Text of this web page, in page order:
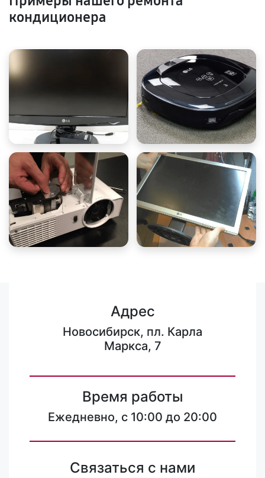
кондиционера
Адрес
Новосибирск, пл. Карла
Маркса, 7
Время работы
Ежедневно, с 10:00 до 20:00
Связаться с нами